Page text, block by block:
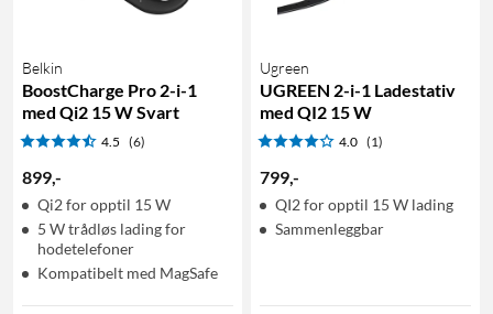
Belkin
BoostCharge Pro 2-i-1
med Qi2 15 W Svart
4.5 (6)
899,-
Qi2 for opptil 15 W
5 W trådløs lading for
hodetelefoner
Kompatibelt med MagSafe
Ugreen
UGREEN 2-i-1 Ladestativ
med QI2 15 W
4.0 (1)
799,-
QI2 for opptil 15 W lading
Sammenleggbar